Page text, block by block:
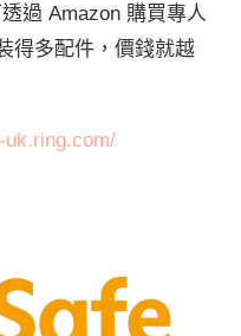
過 Amazon 購買專人
得多配件，價錢就越
uk.ring.com/